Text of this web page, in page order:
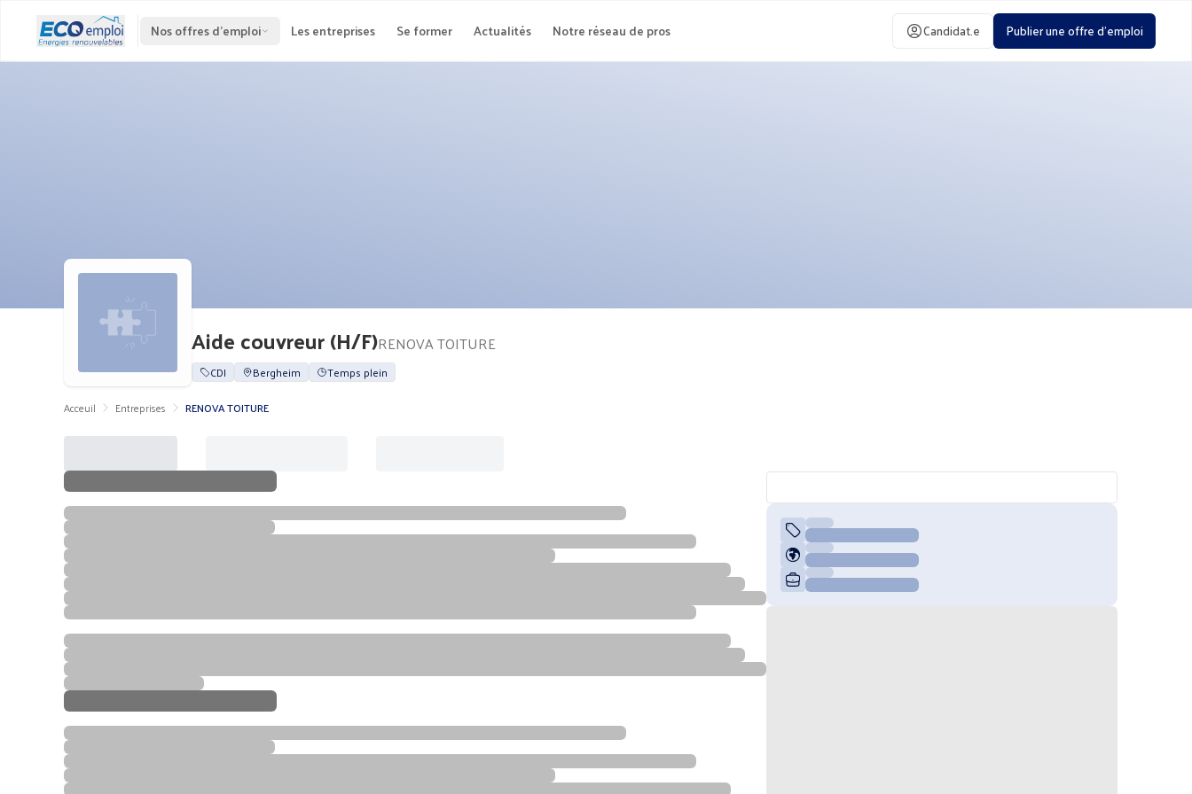
Nos offres d'emploi Les entreprises Se former Actualités Notre réseau de pros Candidat.e Publier une offre d'emploi
Aide couvreur (H/F)RENOVA TOITURE
CDI Bergheim
Temps plein
Acceuil
Entreprises RENOVA TOITURE